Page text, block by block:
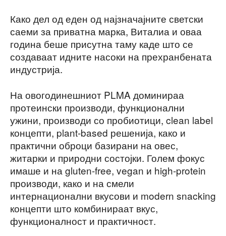
Како дел од еден од најзначајните светски
саеми за приватна марка, Виталиа и оваа
година беше присутна таму каде што се
создаваат идните насоки на прехранбената
индустрија.
На овогодинешниот PLMA доминираа
протеински производи, функционални
ужини, производи со пробиотици, clean label
концепти, plant-based решенија, како и
практични оброци базирани на овес,
житарки и природни состојки. Голем фокус
имаше и на gluten-free, vegan и high-protein
производи, како и на смели
интернационални вкусови и modern snacking
концепти што комбинираат вкус,
функционалност и практичност.